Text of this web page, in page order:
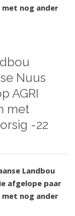
met nog ander
Nuus
AGRI
met
-22
Landbou
afgelope paar
met nog ander